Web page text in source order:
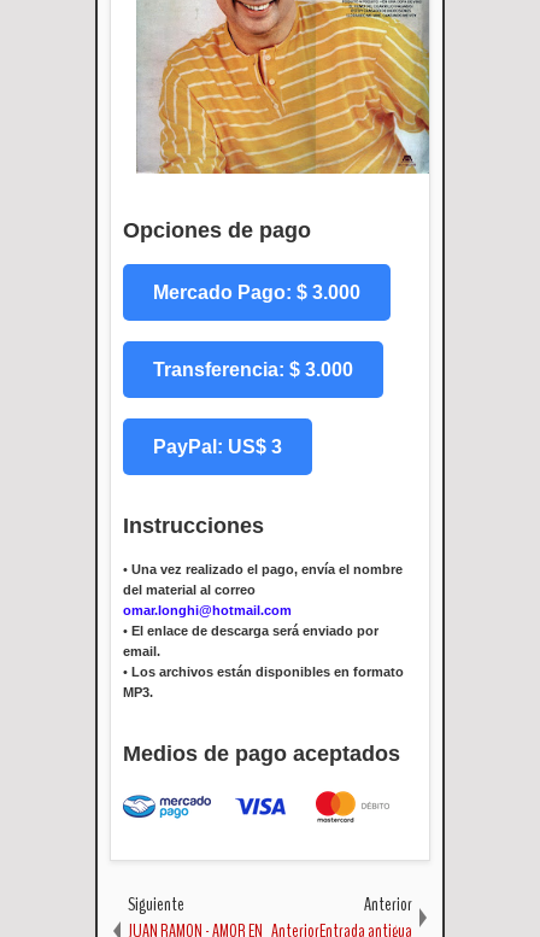
Opciones de pago
Mercado Pago: $ 3.000
Transferencia: $ 3.000
PayPal: US$ 3
Instrucciones
• Una vez realizado el pago, envía el nombre
del material al correo
omar.longhi@hotmail.com
• El enlace de descarga será enviado por
email.
• Los archivos están disponibles en formato
MP3.
Medios de pago aceptados
Siguiente
JUAN RAMON - AMOR EN
Anterior
AnteriorEntrada antigua